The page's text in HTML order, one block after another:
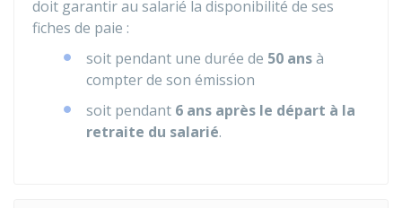
doit garantir au salarié la disponibilité de ses
fiches de paie :
soit pendant une durée de 50 ansà
compter de son émission
soit pendant 6 ans après le départ à la
retraite du salarié.